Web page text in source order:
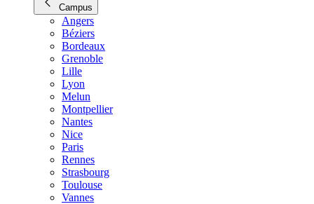
Campus
Angers
Béziers
Bordeaux
Grenoble
Lille
Lyon
Melun
Montpellier
Nantes
Nice
Paris
Rennes
Strasbourg
Toulouse
Vannes